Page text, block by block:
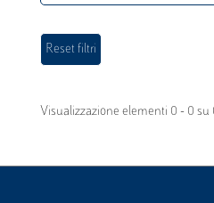
Visualizzazione elementi 0 - 0 su